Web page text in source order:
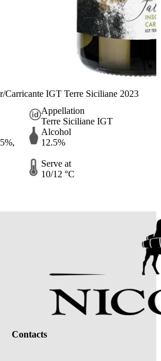
Carricante IGT Terre Siciliane 2023
Appellation
Terre Siciliane IGT
Alcohol
12.5%
Serve at
10/12 °C
Contacts